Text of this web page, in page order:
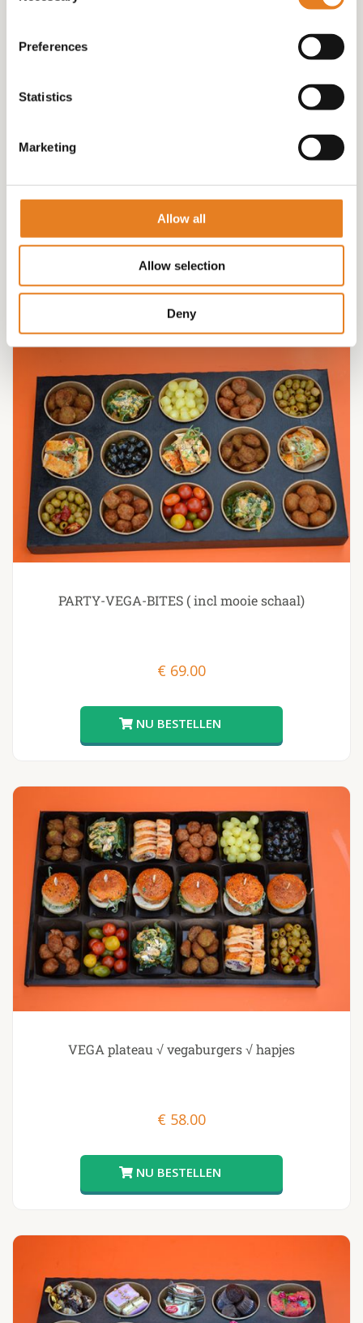
Preferences
Statistics
Marketing
Allow all
Allow selection
Deny
€ 70.00
PARTY-VEGA-BITES ( incl mooie schaal)
€ 69.00
VEGA plateau √ vegaburgers √ hapjes
€ 58.00